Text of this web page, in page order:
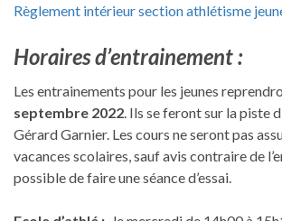
Règlement intérieur section athlétisme
Horaires d’entrainement:
Les entrainements pour les jeunes
septembre 2022 . Ils se feront sur la piste
Gérard Garnier. Les cours ne seront pas
vacances scolaires, sauf avis contraire de
possible de faire une séance d’essai.